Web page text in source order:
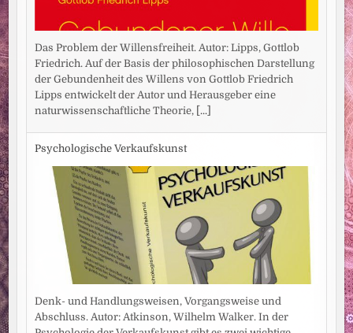
Das Problem der Willensfreiheit. Autor: Lipps, Gottlob
Friedrich. Auf der Basis der philosophischen Darstellung
der Gebundenheit des Willens von Gottlob Friedrich
Lipps entwickelt der Autor und Herausgeber eine
naturwissenschaftliche Theorie, [...]
Psychologische Verkaufskunst
Denk- und Handlungsweisen, Vorgangsweise und
Abschluss. Autor: Atkinson, Wilhelm Walker. In der